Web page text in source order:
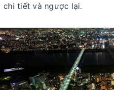
chi tiết và ngược lại.